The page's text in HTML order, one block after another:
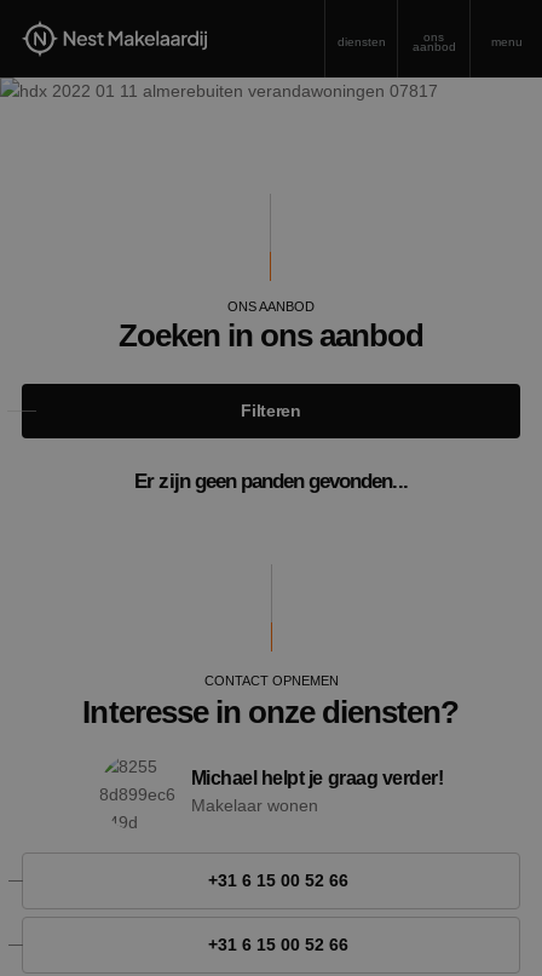
diensten ons
aanbod menu
ONS AANBOD
Zoeken in ons aanbod
Filteren
Er zijn geen panden gevonden...
CONTACT OPNEMEN
Interesse in onze diensten?
Michael helpt je graag verder!
Makelaar wonen
+31 6 15 00 52 66
+31 6 15 00 52 66